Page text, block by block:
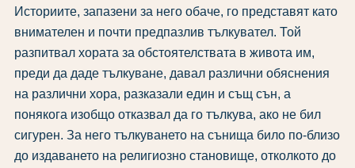
Историите, запазени за него обаче, го представят като
внимателен и почти предпазлив тълкувател. Той
разпитвал хората за обстоятелствата в живота им,
преди да даде тълкуване, давал различни обяснения
на различни хора, разказали един и същ сън, а
понякога изобщо отказвал да го тълкува, ако не бил
сигурен. За него тълкуването на сънища било по-близо
до издаването на религиозно становище, отколкото до